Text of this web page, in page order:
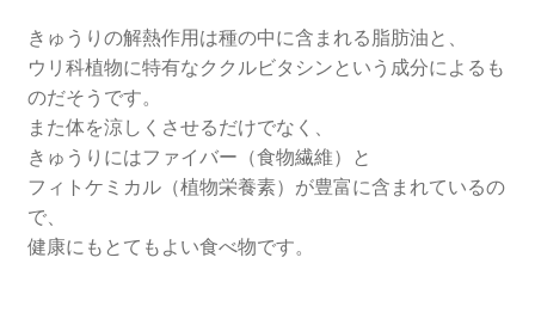
きゅうりの解熱作用は種の中に含まれる脂肪油と、
ウリ科植物に特有なククルビタシンという成分によるも
のだそうです。
また体を涼しくさせるだけでなく、
きゅうりにはファイバー（食物繊維）と
フィトケミカル（植物栄養素）が豊富に含まれているの
で、
健康にもとてもよい食べ物です。